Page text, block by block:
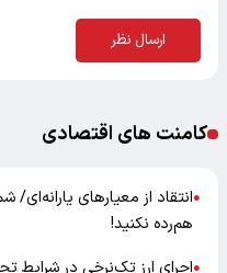
ارسال نظر
کامنت های اقتصادی
●انتقاد از معیارهای یارانه‌ای/
هم‌رده نکنید!
●